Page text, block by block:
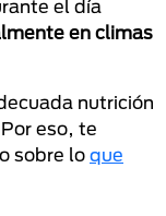
el día
en climas
nutrición
eso, te
sobre lo que